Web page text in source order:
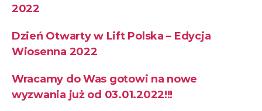
2022
Dzień Otwarty w Lift Polska – Edycja
Wiosenna 2022
Wracamy do Was gotowi na nowe
wyzwania już od 03.01.2022!!!